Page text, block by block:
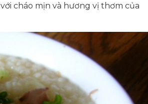
cháo mịn và hương vị thơm của